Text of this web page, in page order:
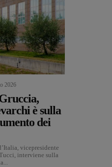
2026
è sulla
dei
vicepresidente
interviene sulla